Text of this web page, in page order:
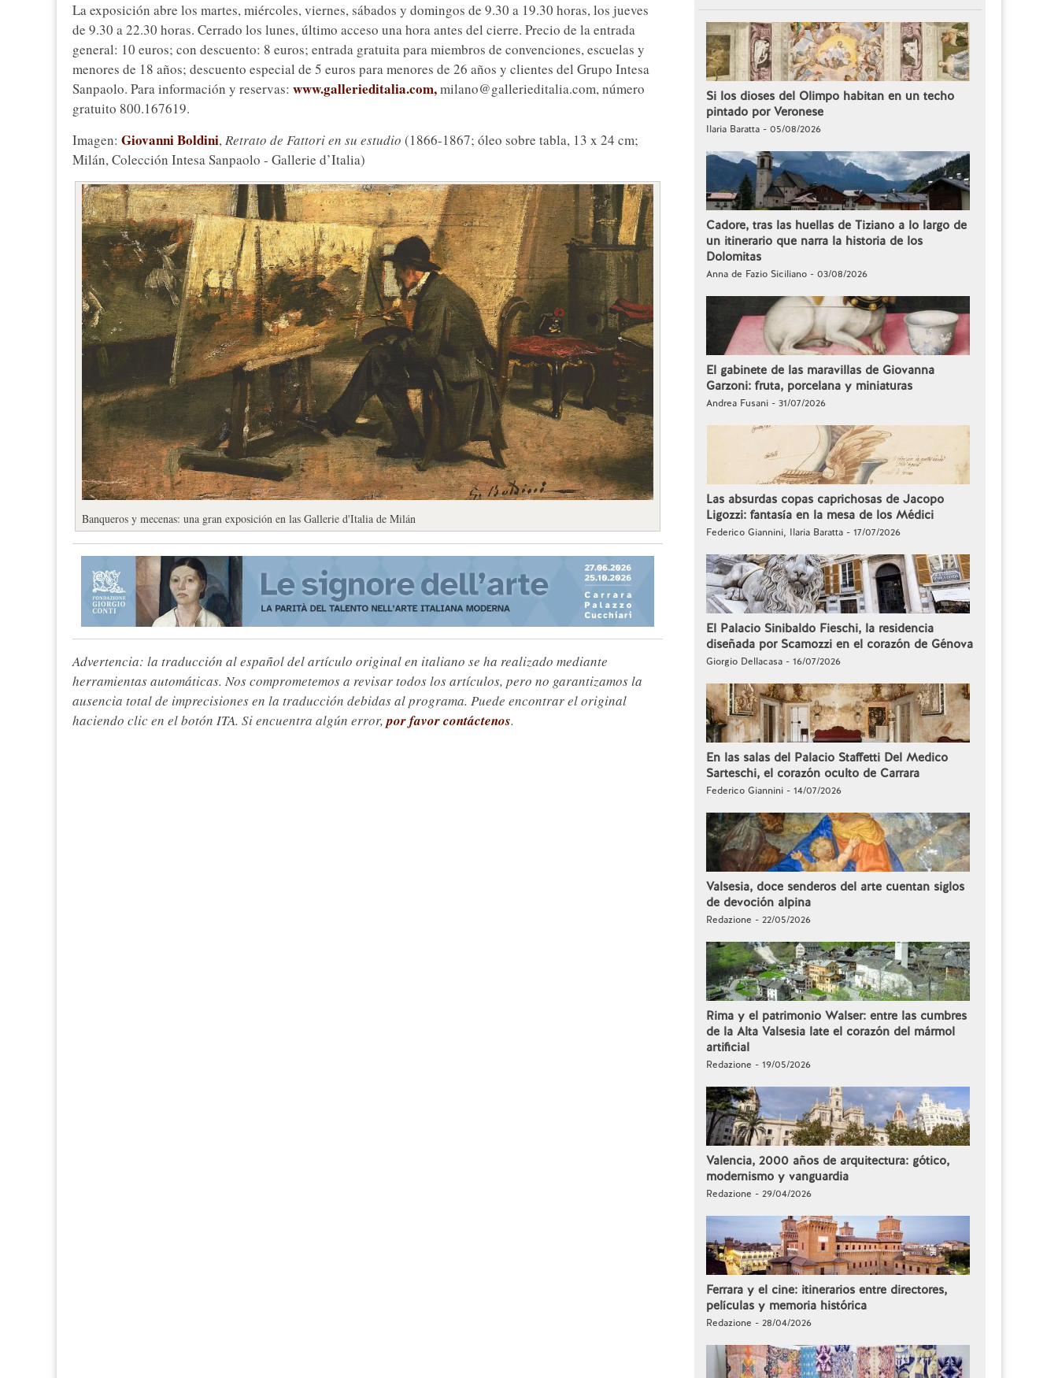
La exposición abre los martes, miércoles, viernes, sábados y domingos de 9.30 a 19.30 horas, los jueves
de 9.30 a 22.30 horas. Cerrado los lunes, último acceso una hora antes del cierre. Precio de la entrada
general: 10 euros; con descuento: 8 euros; entrada gratuita para miembros de convenciones, escuelas y
menores de 18 años; descuento especial de 5 euros para menores de 26 años y clientes del Grupo Intesa
Sanpaolo. Para información y reservas: www.gallerieditalia.com,milano@gallerieditalia.com, número
gratuito 800.167619.
Imagen: Giovanni Boldini,Retrato de Fattori en su estudio (1866-1867; óleo sobre tabla, 13 x 24 cm;
Milán, Colección Intesa Sanpaolo - Gallerie d’Italia)
Banqueros y mecenas: una gran exposición en las Gallerie d'Italia de Milán
Advertencia: la traducción al español del artículo original en italiano se ha realizado mediante
herramientas automáticas. Nos comprometemos a revisar todos los artículos, pero no garantizamos la
ausencia total de imprecisiones en la traducción debidas al programa. Puede encontrar el original
haciendo clic en el botón ITA. Si encuentra algún error,por favor contáctenos.
Si los dioses del Olimpo habitan en un techo
pintado por Veronese
Ilaria Baratta - 05/08/2026
Cadore, tras las huellas de Tiziano a lo largo de
un itinerario que narra la historia de los
Dolomitas
Anna de Fazio Siciliano - 03/08/2026
El gabinete de las maravillas de Giovanna
Garzoni: fruta, porcelana y miniaturas
Andrea Fusani - 31/07/2026
Las absurdas copas caprichosas de Jacopo
Ligozzi: fantasía en la mesa de los Médici
Federico Giannini, Ilaria Baratta - 17/07/2026
El Palacio Sinibaldo Fieschi, la residencia
diseñada por Scamozzi en el corazón de Génova
Giorgio Dellacasa - 16/07/2026
En las salas del Palacio Staffetti Del Medico
Sarteschi, el corazón oculto de Carrara
Federico Giannini - 14/07/2026
Valsesia, doce senderos del arte cuentan siglos
de devoción alpina
Redazione - 22/05/2026
Rima y el patrimonio Walser: entre las cumbres
de la Alta Valsesia late el corazón del mármol
artificial
Redazione - 19/05/2026
Valencia, 2000 años de arquitectura: gótico,
modernismo y vanguardia
Redazione - 29/04/2026
Ferrara y el cine: itinerarios entre directores,
películas y memoria histórica
Redazione - 28/04/2026